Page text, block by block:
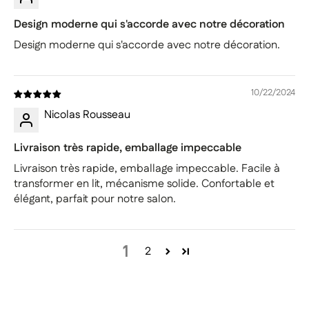
Design moderne qui s'accorde avec notre décoration
Design moderne qui s'accorde avec notre décoration.
10/22/2024
Nicolas Rousseau
Livraison très rapide, emballage impeccable
Livraison très rapide, emballage impeccable. Facile à
transformer en lit, mécanisme solide. Confortable et
élégant, parfait pour notre salon.
1 2